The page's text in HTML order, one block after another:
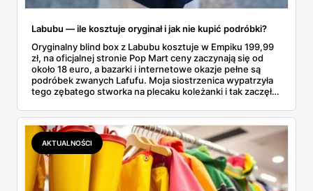
Labubu — ile kosztuje oryginał i jak nie kupić podróbki?
Oryginalny blind box z Labubu kosztuje w Empiku 199,99
zł, na oficjalnej stronie Pop Mart ceny zaczynają się od
około 18 euro, a bazarki i internetowe okazje pełne są
podróbek zwanych Lafufu. Moja siostrzenica wypatrzyła
tego zębatego stworka na plecaku koleżanki i tak zaczęło
kosztuje i po czym poznać, że sprzedawca nie wciska nam
podróbki. Spisałam wszystko, czego się dowiedziałam —
łącznie z jedną wpadką, o której za chwilę.
AKTUALNOŚCI